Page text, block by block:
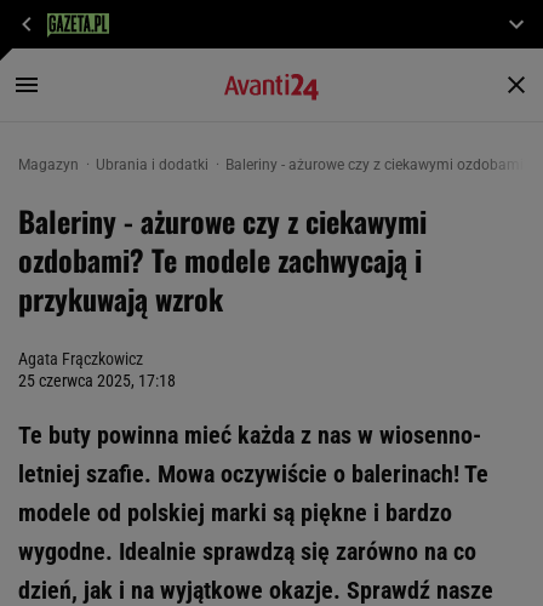
Magazyn Ubrania i dodatki Baleriny - ażurowe czy z ciekawymi ozdobami?
Baleriny - ażurowe czy z ciekawymi
ozdobami? Te modele zachwycają i
przykuwają wzrok
Agata Frączkowicz
25 czerwca 2025, 17:18
Te buty powinna mieć każda z nas w wiosenno-
letniej szafie. Mowa oczywiście o balerinach! Te
modele od polskiej marki są piękne i bardzo
wygodne. Idealnie sprawdzą się zarówno na co
dzień, jak i na wyjątkowe okazje. Sprawdź nasze